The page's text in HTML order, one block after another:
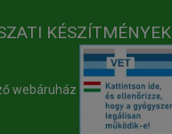
KÉSZÍTMÉNYEK
webáruház